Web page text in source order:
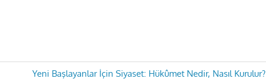
Next
Yeni Başlayanlar İçin Siyaset: Hükûmet Nedir, Nasıl Kurulur?